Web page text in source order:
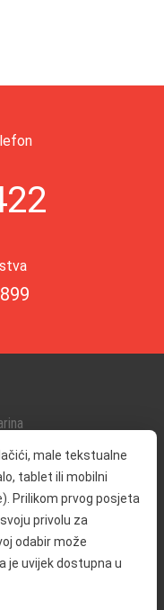
male tekstualne
tablet ili mobilni
Prilikom prvog posjeta
privolu za
odabir može
je uvijek dostupna u
i sigurnost
informacije
o pristupačnosti